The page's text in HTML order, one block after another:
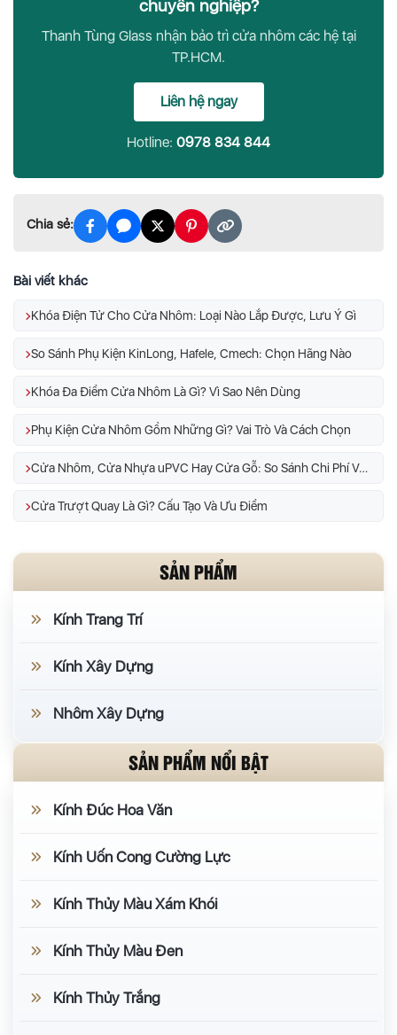
chuyên nghiệp?
Thanh Tùng Glass nhận bảo trì cửa nhôm các hệ tại
TP.HCM.
Liên hệ ngay
Hotline: 0978 834 844
Chia sẻ:
Bài viết khác
Khóa Điện Tử Cho Cửa Nhôm: Loại Nào Lắp Được, Lưu Ý Gì
So Sánh Phụ Kiện KinLong, Hafele, Cmech: Chọn Hãng Nào
Khóa Đa Điểm Cửa Nhôm Là Gì? Vì Sao Nên Dùng
Phụ Kiện Cửa Nhôm Gồm Những Gì? Vai Trò Và Cách Chọn
Cửa Nhôm, Cửa Nhựa uPVC Hay Cửa Gỗ: So Sánh Chi Phí Và Độ Bền
Cửa Trượt Quay Là Gì? Cấu Tạo Và Ưu Điểm
SẢN PHẨM
Kính Trang Trí
Kính Xây Dựng
Nhôm Xây Dựng
SẢN PHẨM NỔI BẬT
Kính Đúc Hoa Văn
Kính Uốn Cong Cường Lực
Kính Thủy Màu Xám Khói
Kính Thủy Màu Đen
Kính Thủy Trắng